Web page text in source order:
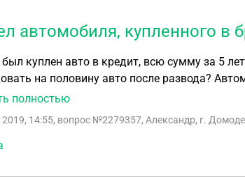
автомобиля, купленного в
куплен авто в кредит, всю сумму за 5
на половину авто после развода?
продать родственнику по
полностью
14:55, вопрос №2279357, Александр, г.